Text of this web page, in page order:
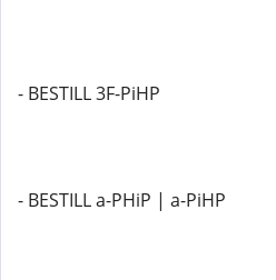
- BESTILL 3F-PiHP
- BESTILL a-PHiP | a-PiHP